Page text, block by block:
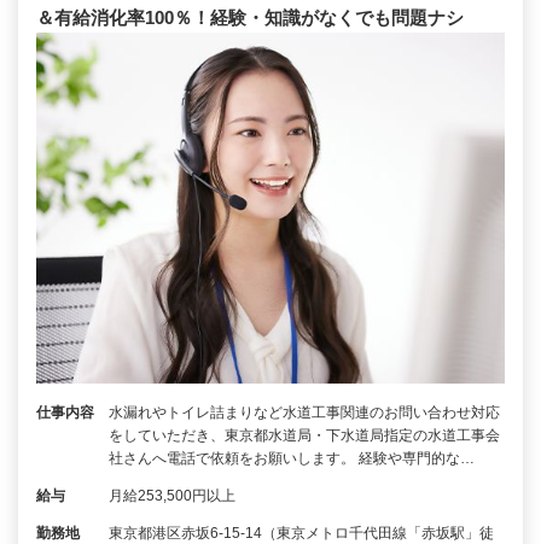
＆有給消化率100％！経験・知識がなくでも問題ナシ
仕事内容
水漏れやトイレ詰まりなど水道工事関連のお問い合わせ対応
をしていただき、東京都水道局・下水道局指定の水道工事会
社さんへ電話で依頼をお願いします。 経験や専門的な…
給与 月給253,500円以上
勤務地
東京都港区赤坂6‐15‐14（東京メトロ千代田線「赤坂駅」徒